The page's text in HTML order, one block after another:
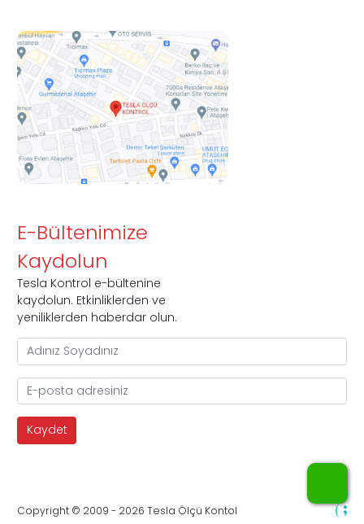
E-Bültenimize
Kaydolun
Tesla Kontrol e-bültenine
kaydolun. Etkinliklerden ve
yeniliklerden haberdar olun.
Copyright © 2009 - 2026 Tesla Ölçü Kontol